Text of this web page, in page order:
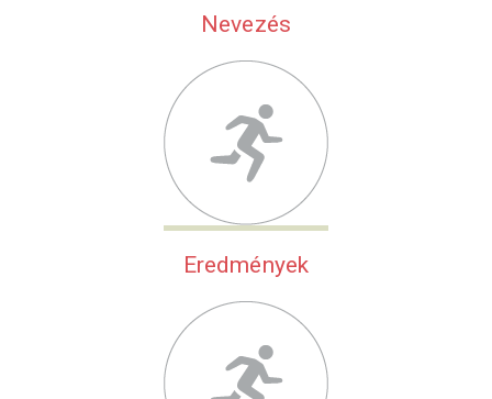
Nevezés
Eredmények